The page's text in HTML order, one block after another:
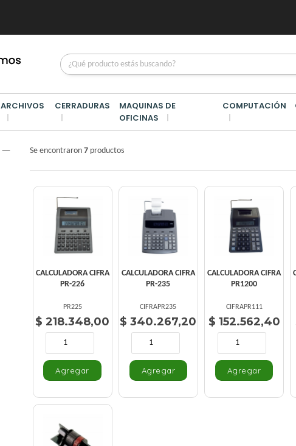
ARCHIVOS CERRADURAS
MAQUINAS DE
OFICINAS
COMPUTACIÓN
MAQUINAS DE OFICINAS /CALCU CON IMPRESOR
Se encontraron 7 productos
CALCULADORA CIFRA
PR-226
PR225
$ 218.348,00
CALCULADORA CIFRA
PR-235
CIFRAPR235
$ 340.267,20
CALCULADORA CIFRA
PR1200
CIFRAPR111
$ 152.562,40